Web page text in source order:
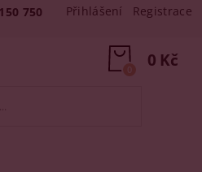
750 Přihlášení Registrace
0 Kč
0